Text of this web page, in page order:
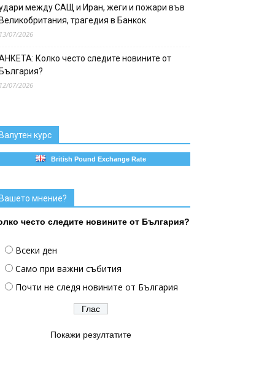
между САЩ и Иран, жеги и пожари във
трагедия в Банкок
07/2026
Колко често следите новините от
07/2026
курс
British Pound Exchange Rate
мнение?
често следите новините от България?
Всеки ден
Само при важни събития
Почти не следя новините от България
Покажи резултатите